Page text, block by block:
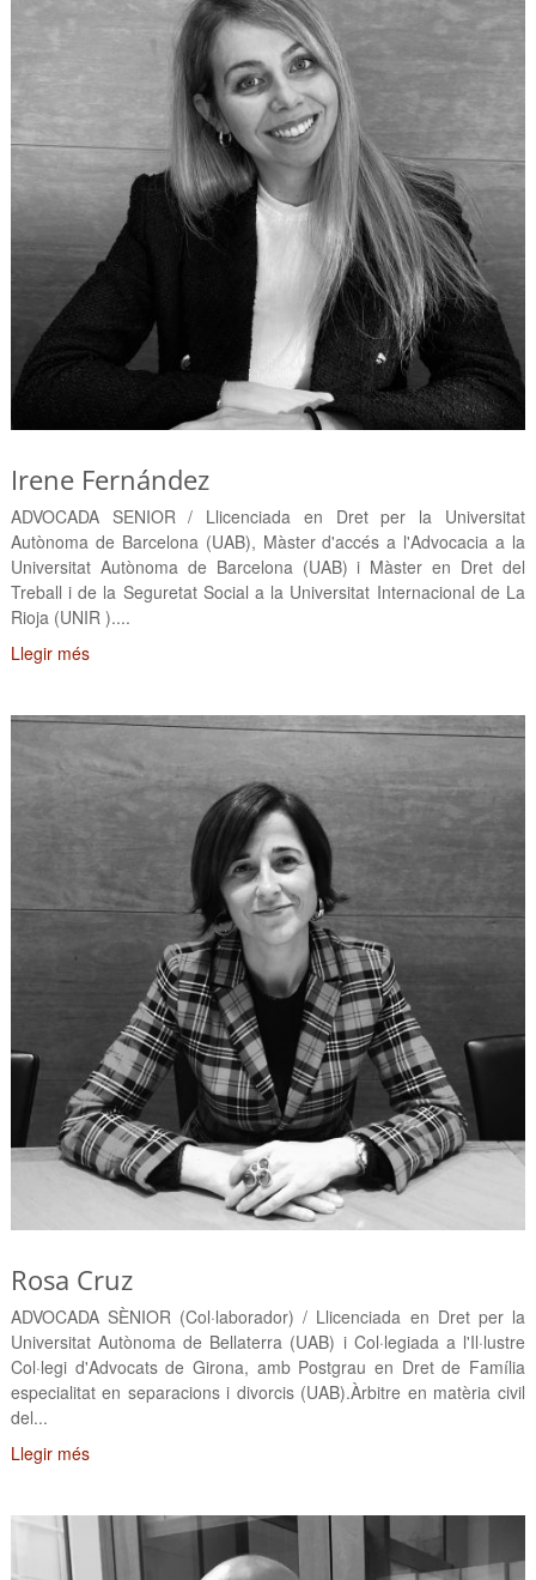
Irene Fernández
ADVOCADA SENIOR / Llicenciada en Dret per la Universitat
Autònoma de Barcelona (UAB), Màster d'accés a l'Advocacia a la
Universitat Autònoma de Barcelona (UAB) i Màster en Dret del
Treball i de la Seguretat Social a la Universitat Internacional de La
Rioja (UNIR )....
Llegir més
Rosa Cruz
ADVOCADA SÈNIOR (Col·laborador) / Llicenciada en Dret per la
Universitat Autònoma de Bellaterra (UAB) i Col·legiada a l'Il·lustre
Col·legi d'Advocats de Girona, amb Postgrau en Dret de Família
especialitat en separacions i divorcis (UAB).Àrbitre en matèria civil
del...
Llegir més